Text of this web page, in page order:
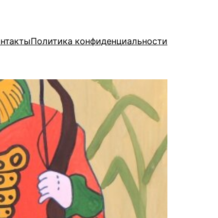
Политика конфиденциальности